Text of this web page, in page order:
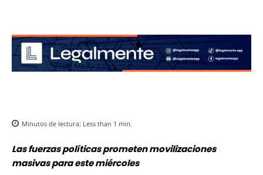
Minutos de lectura: Less than 1 min.
Las fuerzas políticas prometen movilizaciones
masivas para este miércoles